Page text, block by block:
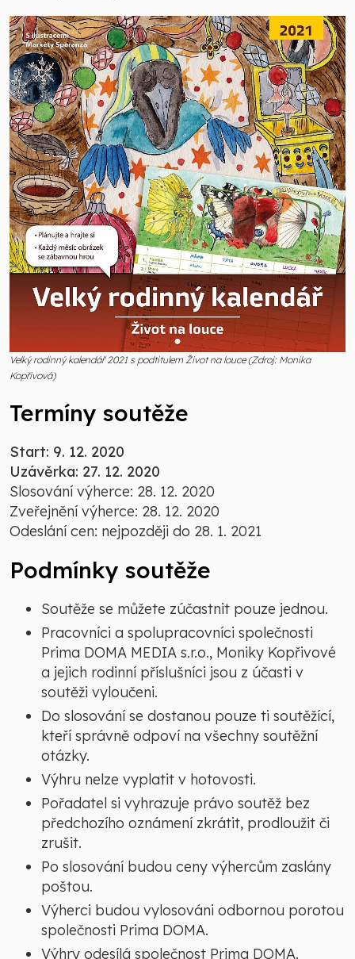
Velký rodinný kalendář 2021 s podtitulem Život na louce (Zdroj: Monika
Kopřivová)
Termíny soutěže
Start: 9. 12. 2020
Uzávěrka: 27. 12. 2020
Slosování výherce: 28. 12. 2020
Zveřejnění výherce: 28. 12. 2020
Odeslání cen: nejpozději do 28. 1. 2021
Podmínky soutěže
Soutěže se můžete zúčastnit pouze jednou.
Pracovníci a spolupracovníci společnosti
Prima DOMA MEDIA s.r.o., Moniky Kopřivové
a jejich rodinní příslušníci jsou z účasti v
soutěži vyloučeni.
Do slosování se dostanou pouze ti soutěžící,
kteří správně odpoví na všechny soutěžní
otázky.
Výhru nelze vyplatit v hotovosti.
Pořadatel si vyhrazuje právo soutěž bez
předchozího oznámení zkrátit, prodloužit či
zrušit.
Po slosování budou ceny výhercům zaslány
poštou.
Výherci budou vylosováni odbornou porotou
společnosti Prima DOMA.
Výhry odesílá společnost Prima DOMA.